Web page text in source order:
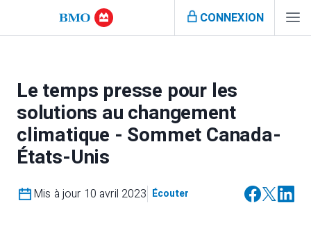
CONNEXION
Le temps presse pour les
solutions au changement
climatique - Sommet Canada-
États-Unis
Mis à jour 10 avril 2023 Écouter